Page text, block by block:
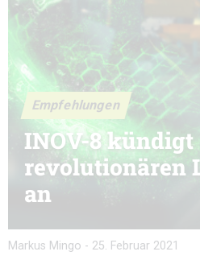
Empfehlungen
INOV-8 kündigt
revolutionären
an
Markus Mingo - 25. Februar 2021